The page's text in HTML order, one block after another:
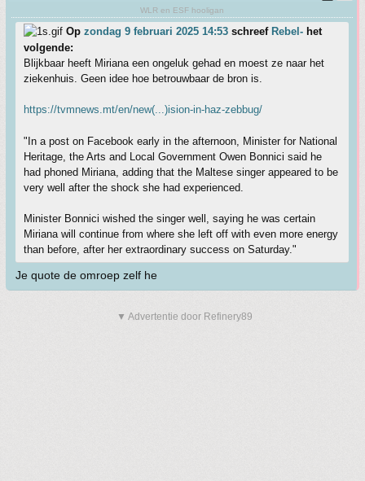
WLR en ESF hooligan
Op zondag 9 februari 2025 14:53 schreef Rebel- het
volgende:
Blijkbaar heeft Miriana een ongeluk gehad en moest ze naar het
ziekenhuis. Geen idee hoe betrouwbaar de bron is.
https://tvmnews.mt/en/new(...)ision-in-haz-zebbug/
"In a post on Facebook early in the afternoon, Minister for National
Heritage, the Arts and Local Government Owen Bonnici said he
had phoned Miriana, adding that the Maltese singer appeared to be
very well after the shock she had experienced.
Minister Bonnici wished the singer well, saying he was certain
Miriana will continue from where she left off with even more energy
than before, after her extraordinary success on Saturday."
Je quote de omroep zelf he
▼ Advertentie door Refinery89